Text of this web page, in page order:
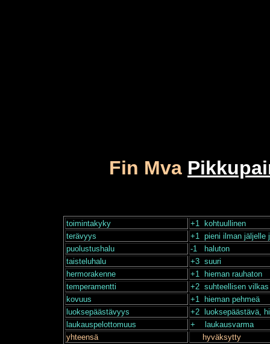
Fin Mva
toimintakyky
+1 kohtuullinen
terävyys
+1 pieni ilman jäljelle
puolustushalu
-1 haluton
taisteluhalu
+3 suuri
hermorakenne
+1 hieman rauhaton
temperamentti
+2 suhteellisen vilkas
kovuus
+1 hieman pehmeä
luoksepäästävyys
+2 luoksepäästävä,
laukauspelottomuus
+ laukausvarma
yhteensä
hyväksytty